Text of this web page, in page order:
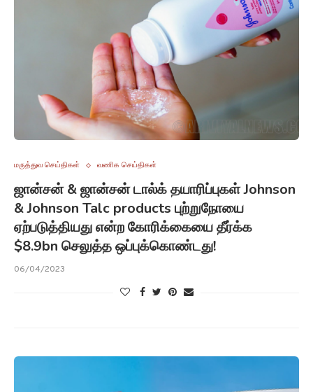
மருத்துவ செய்திகள் வணிக செய்திகள்
ஜான்சன் & ஜான்சன் டால்க் தயாரிப்புகள் Johnson
& Johnson Talc products புற்றுநோயை
ஏற்படுத்தியது என்ற கோரிக்கையை தீர்க்க
$8.9bn செலுத்த ஒப்புக்கொண்டது!
06/04/2023